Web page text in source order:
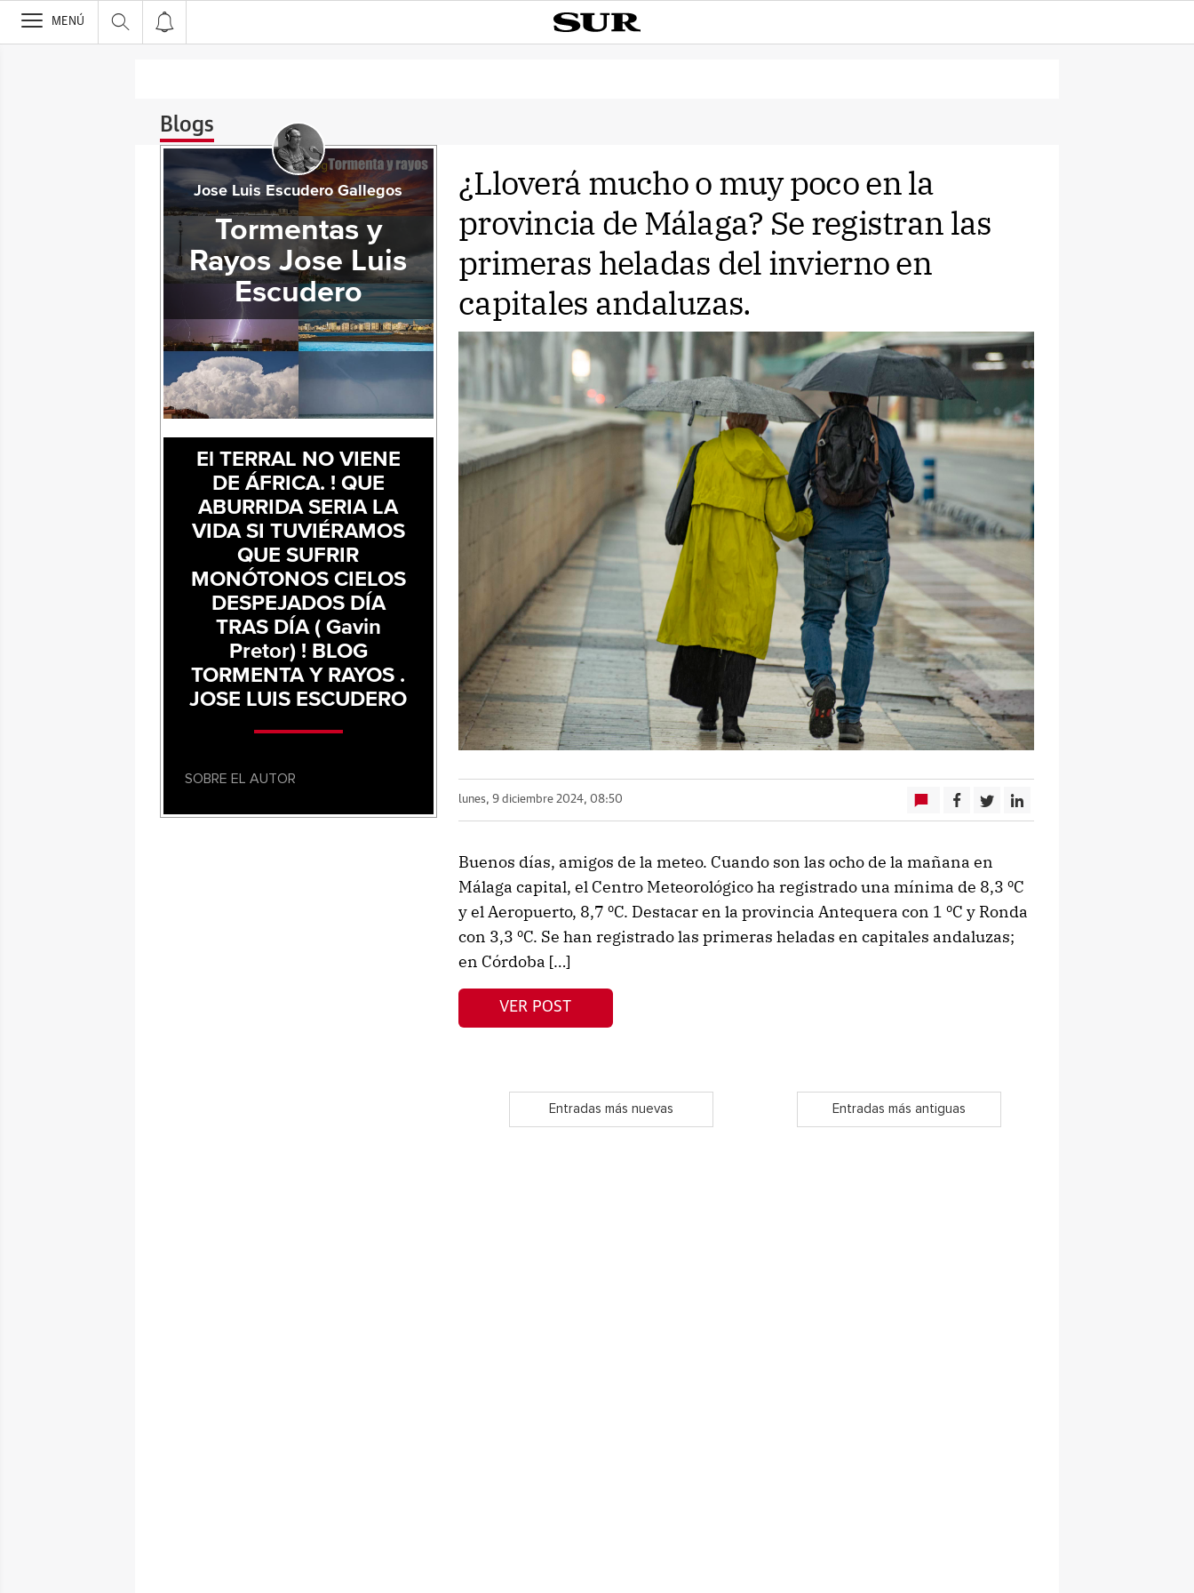
>
MENÚ
Blogs
¿Lloverá mucho o muy poco en la
provincia de Málaga? Se registran las
primeras heladas del invierno en
capitales andaluzas.
lunes, 9 diciembre 2024, 08:50
Buenos días, amigos de la meteo. Cuando son las ocho de la mañana en
Málaga capital, el Centro Meteorológico ha registrado una mínima de 8,3 ºC
y el Aeropuerto, 8,7 ºC. Destacar en la provincia Antequera con 1 ºC y Ronda
con 3,3 ºC. Se han registrado las primeras heladas en capitales andaluzas;
en Córdoba […]
VER POST
Entradas más nuevas Entradas más antiguas
Jose Luis Escudero Gallegos
Tormentas y
Rayos Jose Luis
Escudero
El TERRAL NO VIENE
DE ÁFRICA. ! QUE
ABURRIDA SERIA LA
VIDA SI TUVIÉRAMOS
QUE SUFRIR
MONÓTONOS CIELOS
DESPEJADOS DÍA
TRAS DÍA ( Gavin
Pretor) ! BLOG
TORMENTA Y RAYOS .
JOSE LUIS ESCUDERO
SOBRE EL AUTOR